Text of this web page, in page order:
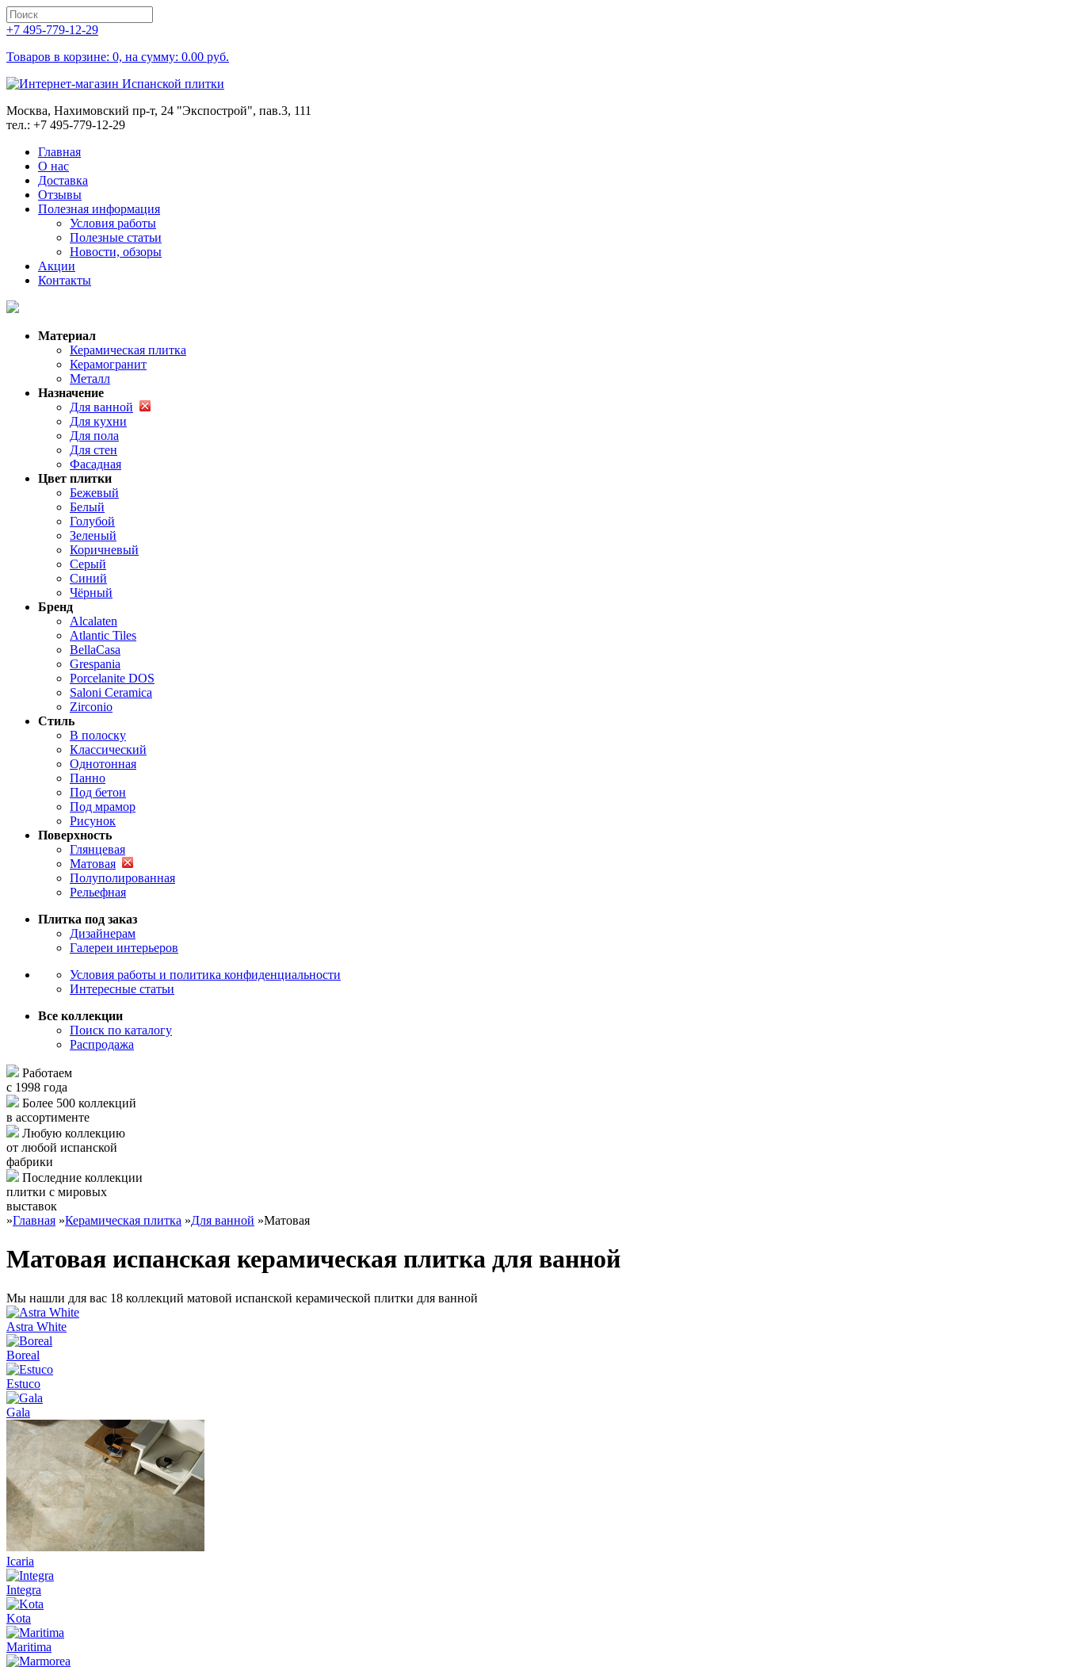
+7 495-779-12-29
Товаров в корзине: 0, на сумму: 0.00 руб.
Москва, Нахимовский пр-т, 24 "Экспострой", пав.3, 111
тел.: +7 495-779-12-29
Главная
О нас
Доставка
Отзывы
Полезная информация
Условия работы
Полезные статьи
Новости, обзоры
Акции
Контакты
Материал
Керамическая плитка
Керамогранит
Металл
Назначение
Для ванной
Для кухни
Для пола
Для стен
Фасадная
Цвет плитки
Бежевый
Белый
Голубой
Зеленый
Коричневый
Серый
Синий
Чёрный
Бренд
Alcalaten
Atlantic Tiles
BellaCasa
Grespania
Porcelanite DOS
Saloni Ceramica
Zirconio
Стиль
В полоску
Классический
Однотонная
Панно
Под бетон
Под мрамор
Рисунок
Поверхность
Глянцевая
Матовая
Полуполированная
Рельефная
Плитка под заказ
Дизайнерам
Галереи интерьеров
Условия работы и политика конфиденциальности
Интересные статьи
Все коллекции
Поиск по каталогу
Распродажа
Работаем
с 1998 года
Более 500 коллекций
в ассортименте
Любую коллекцию
от любой испанской
фабрики
Последние коллекции
плитки с мировых
выставок
»Главная »Керамическая плитка »Для ванной »Матовая
Матовая испанская керамическая плитка для ванной
Мы нашли для вас 18 коллекций матовой испанской керамической плитки для ванной
Astra White
Boreal
Estuco
Gala
Icaria
Integra
Kota
Maritima